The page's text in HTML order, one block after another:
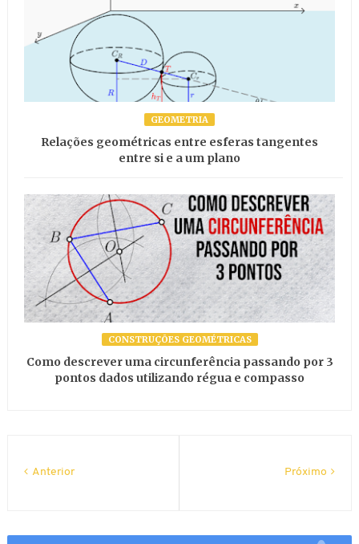
GEOMETRIA
Relações geométricas entre esferas tangentes
entre si e a um plano
CONSTRUÇÕES GEOMÉTRICAS
Como descrever uma circunferência passando por 3
pontos dados utilizando régua e compasso
Próximo
Anterior